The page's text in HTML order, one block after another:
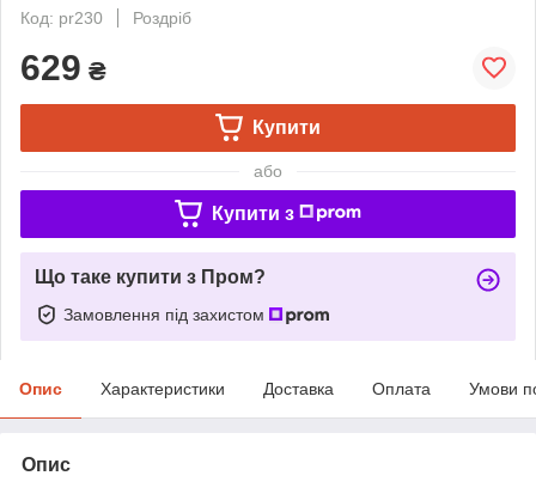
Код: pr230
Роздріб
629 ₴
Купити
або
Купити з
Що таке купити з Пром?
Замовлення під захистом
Опис Характеристики Доставка Оплата Умови
Опис